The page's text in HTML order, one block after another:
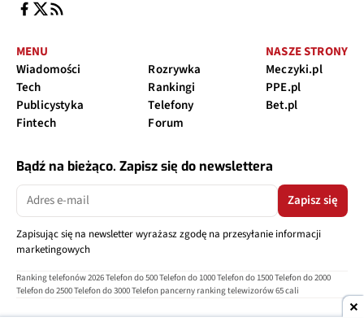
MENU
Wiadomości
Tech
Publicystyka
Fintech
Rozrywka
Rankingi
Telefony
Forum
NASZE STRONY
Meczyki.pl
PPE.pl
Bet.pl
Bądź na bieżąco. Zapisz się do newslettera
Zapisz się
Zapisując się na newsletter wyrażasz zgodę na przesyłanie informacji
marketingowych
Ranking telefonów 2026Telefon do 500Telefon do 1000Telefon do 1500Telefon do 2000
Telefon do 2500Telefon do 3000Telefon pancerny ranking telewizorów 65 cali